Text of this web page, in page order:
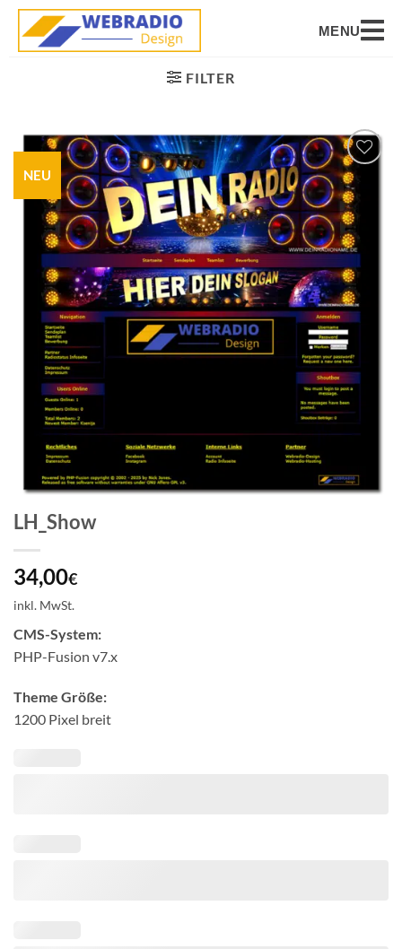
MENU
FILTER
NEU
Auf die
Wunschliste
setzen
LH_Show
34,00€
inkl. MwSt.
CMS-System:
PHP-Fusion v7.x
Theme Größe:
1200 Pixel breit